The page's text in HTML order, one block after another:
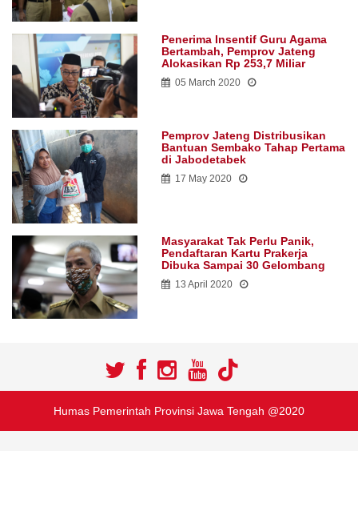
Penerima Insentif Guru Agama
Bertambah, Pemprov Jateng
Alokasikan Rp 253,7 Miliar
05 March 2020
Pemprov Jateng Distribusikan
Bantuan Sembako Tahap Pertama
di Jabodetabek
17 May 2020
Masyarakat Tak Perlu Panik,
Pendaftaran Kartu Prakerja
Dibuka Sampai 30 Gelombang
13 April 2020
Humas Pemerintah Provinsi Jawa Tengah @2020